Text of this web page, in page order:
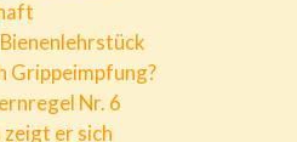
Grippeimpfung?
Nr. 6
er sich